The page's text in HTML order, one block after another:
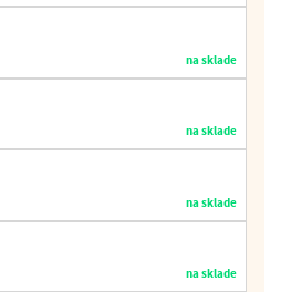
na sklade
na sklade
na sklade
na sklade